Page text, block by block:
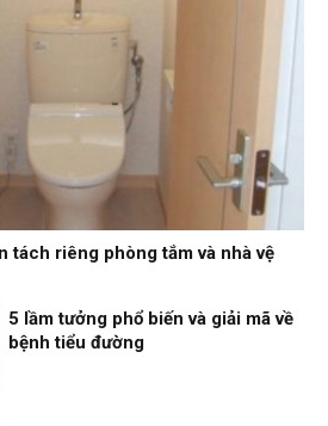
tách riêng phòng tắm và nhà vệ
5 lầm tưởng phổ biến và giải mã về
bệnh tiểu đường